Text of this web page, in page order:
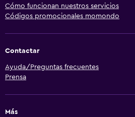
Cómo funcionan nuestros servicios
Códigos promocionales momondo
Contactar
Ayuda/Preguntas frecuentes
Prensa
Más